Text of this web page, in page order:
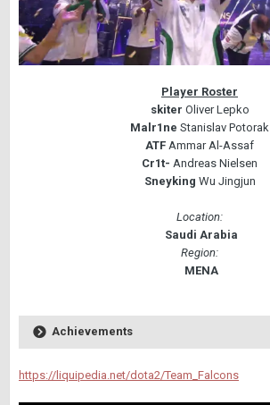
Player Roster
skiter Oliver Lepko
Malr1ne Stanislav Potorak
ATF Ammar Al-Assaf
Cr1t- Andreas Nielsen
Sneyking Wu Jingjun
Location:
Saudi Arabia
Region:
MENA
Achievements
https://liquipedia.net/dota2/Team_Falcons